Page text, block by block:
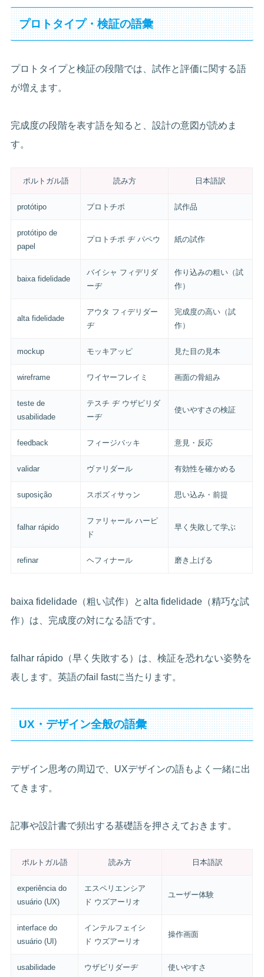
プロトタイプ・検証の語彙
プロトタイプと検証の段階では、試作と評価に関する語
が増えます。
完成度の段階を表す語を知ると、設計の意図が読めま
す。
ポルトガル語 読み方 日本語訳
protótipo プロトチポ 試作品
protótipo de
papel
プロトチポ ヂ パペウ 紙の試作
baixa fidelidade
バイシャ フィデリダ
ーヂ
作り込みの粗い（試
作）
alta fidelidade
アウタ フィデリダー
ヂ
完成度の高い（試
作）
mockup モッキアッピ 見た目の見本
wireframe ワイヤーフレイミ 画面の骨組み
teste de
usabilidade
テスチ ヂ ウザビリダ
ーヂ
使いやすさの検証
feedback フィージバッキ 意見・反応
validar ヴァリダール 有効性を確かめる
suposição スポズィサゥン 思い込み・前提
falhar rápido
ファリャール ハーピ
ド
早く失敗して学ぶ
refinar ヘフィナール 磨き上げる
baixa fidelidade（粗い試作）とalta fidelidade（精巧な試
作）は、完成度の対になる語です。
falhar rápido（早く失敗する）は、検証を恐れない姿勢を
表します。英語のfail fastに当たります。
UX・デザイン全般の語彙
デザイン思考の周辺で、UXデザインの語もよく一緒に出
てきます。
記事や設計書で頻出する基礎語を押さえておきます。
ポルトガル語 読み方 日本語訳
experiência do
usuário (UX)
エスペリエンシア
ド ウズアーリオ
ユーザー体験
interface do
usuário (UI)
インテルフェイシ
ド ウズアーリオ
操作画面
usabilidade ウザビリダーヂ 使いやすさ